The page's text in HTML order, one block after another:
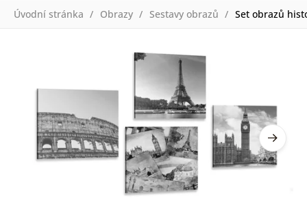
Úvodní stránka Obrazy Sestavy obrazů Set obrazů